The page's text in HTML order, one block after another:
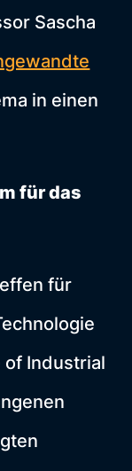
Sascha
in einen
für das
für
Industrial